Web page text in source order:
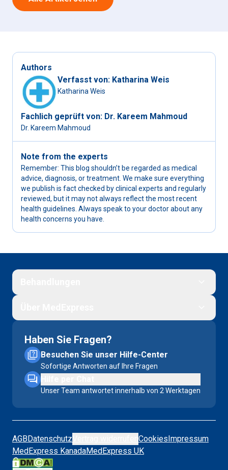
Authors
Verfasst von: Katharina Weis
Katharina Weis
Fachlich geprüft von: Dr. Kareem Mahmoud
Dr. Kareem Mahmoud
Note from the experts
Remember: This blog shouldn’t be regarded as medical
advice, diagnosis, or treatment. We make sure everything
we publish is fact checked by clinical experts and regularly
reviewed, but it may not always reflect the most recent
health guidelines. Always speak to your doctor about any
health concerns you have.
Haben Sie Fragen?
Besuchen Sie unser Hilfe-Center
Sofortige Antworten auf Ihre Fragen
Unser Team antwortet innerhalb von 2 Werktagen
AGBDatenschutz CookiesImpressum
MedExpress KanadaMedExpress UK